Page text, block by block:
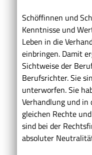
Schöffinnen und
Kenntnisse und
Leben in die
einbringen. Damit
Sichtweise der
Berufsrichter. Sie
unterworfen. Sie
Verhandlung und
gleichen Rechte
sind bei der
absoluter